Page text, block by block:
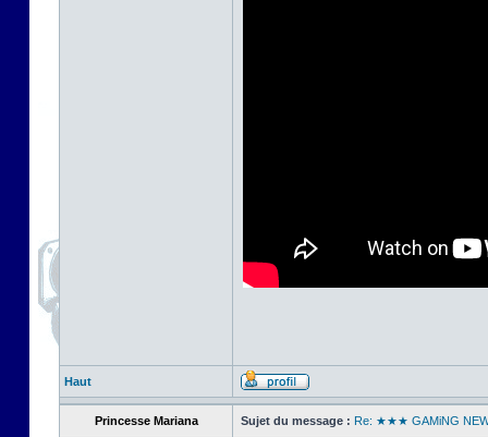
Haut
Princesse Mariana Sujet du message : Re: ★★★ GAMiNG